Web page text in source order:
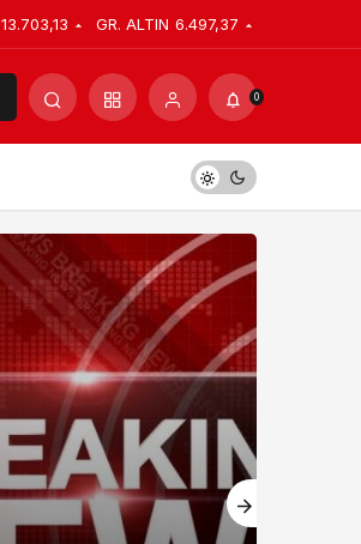
13.703,13 GR. ALTIN 6.497,37
0